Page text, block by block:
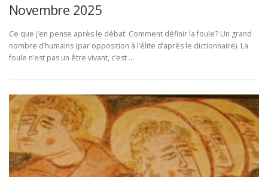
Novembre 2025
Ce que j’en pense après le débat: Comment définir la foule? Un grand
nombre d’humains (par opposition à l’élite d’après le dictionnaire). La
foule n’est pas un être vivant, c’est …